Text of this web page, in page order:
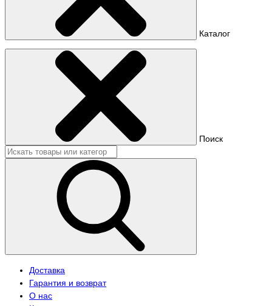
Каталог
Поиск
Доставка
Гарантия и возврат
О нас